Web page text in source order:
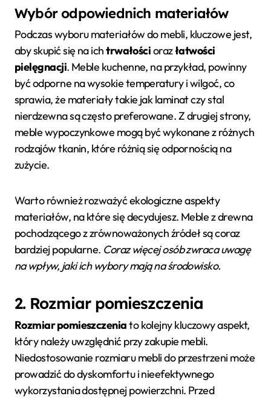
Wybór odpowiednich materiałów
Podczas wyboru materiałów do mebli, kluczowe jest,
aby skupić się na ichtrwałościorazłatwości
pielęgnacji. Meble kuchenne, na przykład, powinny
być odporne na wysokie temperatury i wilgoć, co
sprawia, że materiały takie jak laminat czy stal
nierdzewna są często preferowane. Z drugiej strony,
meble wypoczynkowe mogą być wykonane z różnych
rodzajów tkanin, które różnią się odpornością na
zużycie.
Warto również rozważyć ekologiczne aspekty
materiałów, na które się decydujesz. Meble z drewna
pochodzącego z zrównoważonych źródeł są coraz
bardziej popularne. Coraz więcej osób zwraca uwagę
na wpływ, jaki ich wybory mają na środowisko.
2. Rozmiar pomieszczenia
Rozmiar pomieszczeniato kolejny kluczowy aspekt,
który należy uwzględnić przy zakupie mebli.
Niedostosowanie rozmiaru mebli do przestrzeni może
prowadzić do dyskomfortu i nieefektywnego
wykorzystania dostępnej powierzchni. Przed